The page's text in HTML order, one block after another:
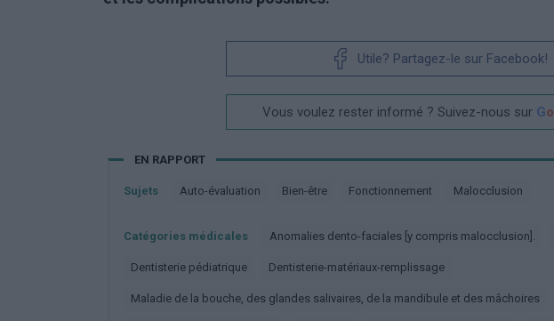
Utile? Partagez-le sur Facebook!
Vous voulez rester informé ? Suivez-nous sur Go
EN RAPPORT
Sujets Auto-évaluation Bien-être Fonctionnement Malocclusion
Catégories médicales Anomalies dento-faciales [y compris malocclusion].
Dentisterie pédiatrique Dentisterie-matériaux-remplissage
Maladie de la bouche, des glandes salivaires, de la mandibule et des mâchoires